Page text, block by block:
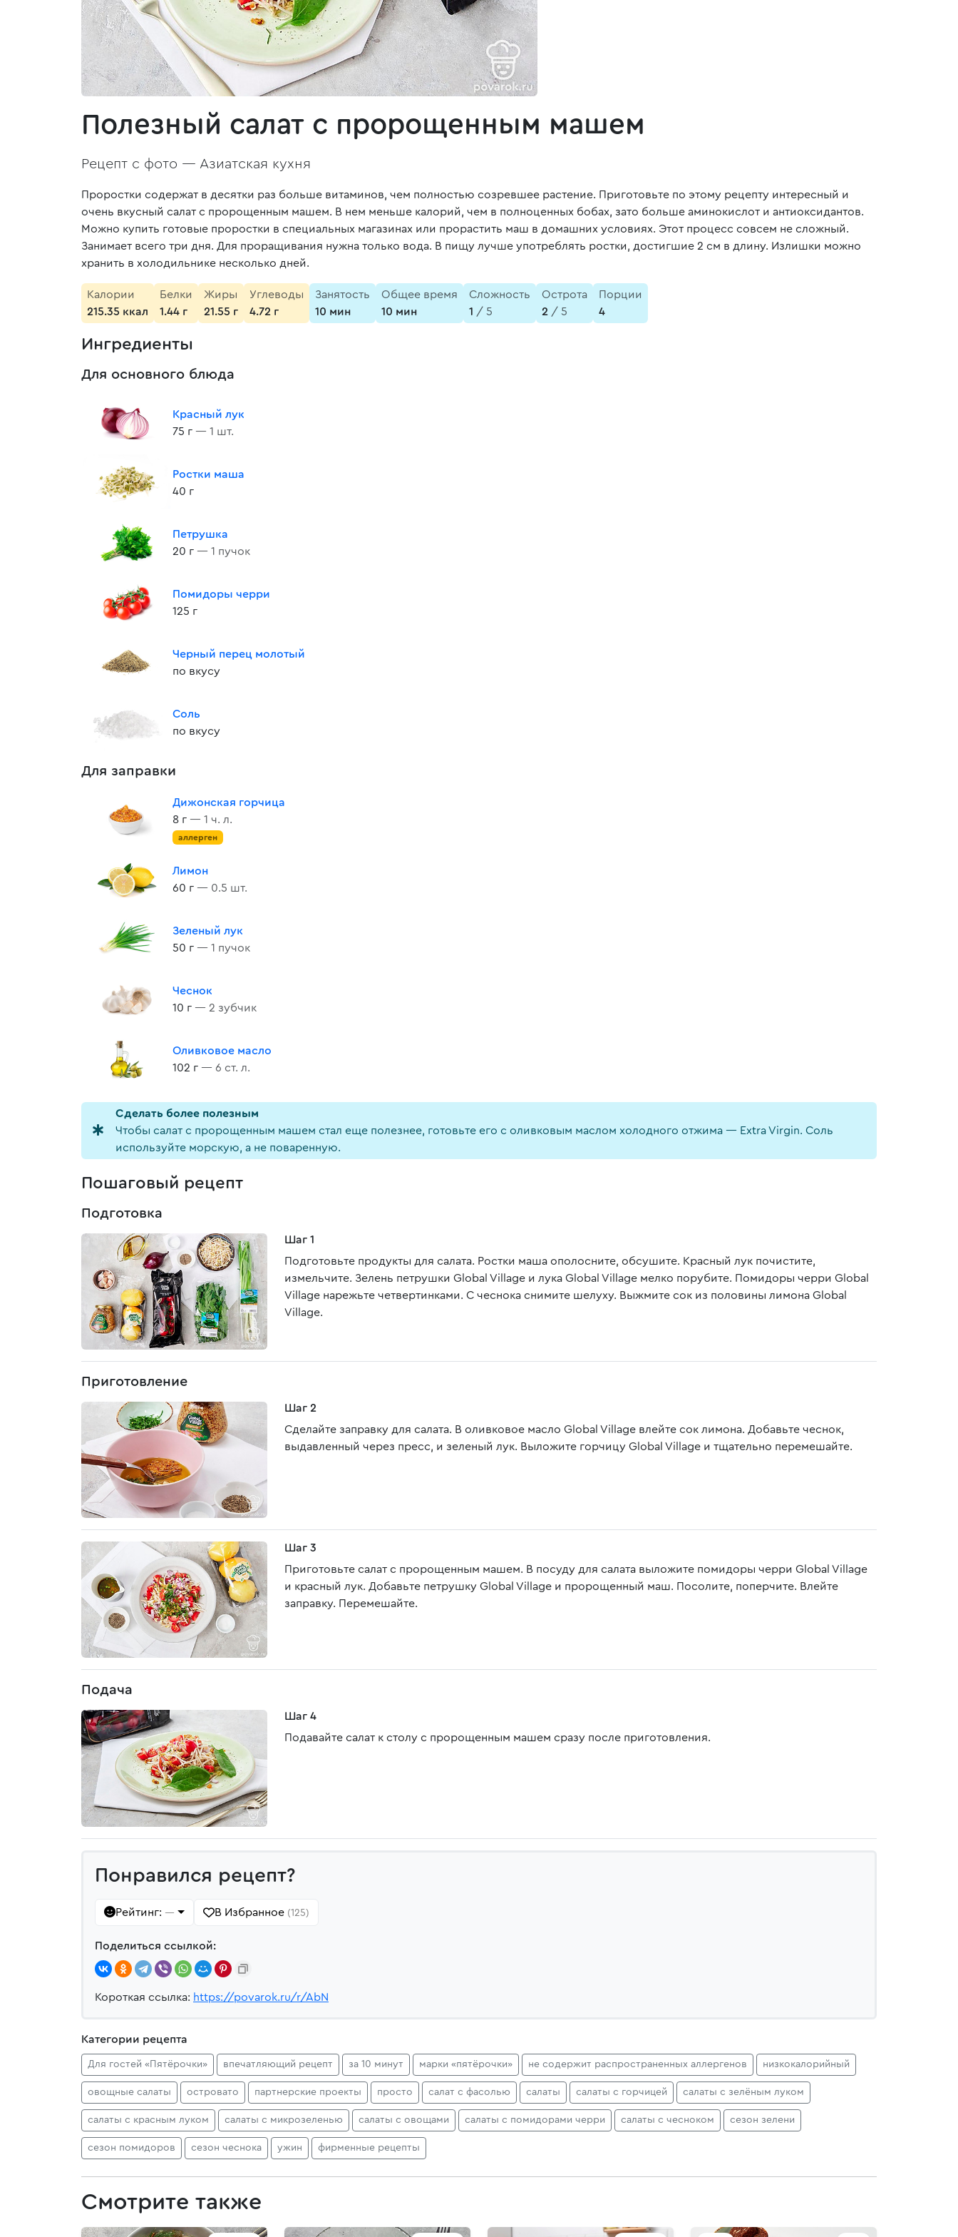
Полезный салат с пророщенным машем
Рецепт с фото — Азиатская кухня
Проростки содержат в десятки раз больше витаминов, чем полностью созревшее растение. Приготовьте по этому рецепту интересный и
очень вкусный салат с пророщенным машем. В нем меньше калорий, чем в полноценных бобах, зато больше аминокислот и антиоксидантов.
Можно купить готовые проростки в специальных магазинах или прорастить маш в домашних условиях. Этот процесс совсем не сложный.
Занимает всего три дня. Для проращивания нужна только вода. В пищу лучше употреблять ростки, достигшие 2 см в длину. Излишки можно
хранить в холодильнике несколько дней.
Калории
215.35 ккал
Белки
1.44 г
Жиры
21.55 г
Углеводы
4.72 г
Занятость
10 мин
Общее время
10 мин
Сложность
1 / 5
Острота
2 / 5
Порции
4
Ингредиенты
Для основного блюда
Красный лук
75 г — 1 шт.
Ростки маша
40 г
Петрушка
20 г — 1 пучок
Помидоры черри
125 г
Черный перец молотый
по вкусу
Соль
по вкусу
Для заправки
Дижонская горчица
8 г — 1 ч. л.
аллерген
Лимон
60 г — 0.5 шт.
Зеленый лук
50 г — 1 пучок
Чеснок
10 г — 2 зубчик
Оливковое масло
102 г — 6 ст. л.
Cделать более полезным
Чтобы салат с пророщенным машем стал еще полезнее, готовьте его с оливковым маслом холодного отжима — Extra Virgin. Соль
используйте морскую, а не поваренную.
Пошаговый рецепт
Подготовка
Шаг 1
Подготовьте продукты для салата. Ростки маша ополосните, обсушите. Красный лук почистите,
измельчите. Зелень петрушки Global Village и лука Global Village мелко порубите. Помидоры черри Global
Village нарежьте четвертинками. С чеснока снимите шелуху. Выжмите сок из половины лимона Global
Village.
Приготовление
Шаг 2
Сделайте заправку для салата. В оливковое масло Global Village влейте сок лимона. Добавьте чеснок,
выдавленный через пресс, и зеленый лук. Выложите горчицу Global Village и тщательно перемешайте.
Шаг 3
Приготовьте салат с пророщенным машем. В посуду для салата выложите помидоры черри Global Village
и красный лук. Добавьте петрушку Global Village и пророщенный маш. Посолите, поперчите. Влейте
заправку. Перемешайте.
Подача
Шаг 4
Подавайте салат к столу с пророщенным машем сразу после приготовления.
Понравился рецепт?
Рейтинг: — В Избранное (125)
Поделиться ссылкой:
Короткая ссылка: https://povarok.ru/r/AbN
Категории рецепта
Для гостей «Пятёрочки» впечатляющий рецепт за 10 минут марки «пятёрочки» не содержит распространенных аллергенов низкокалорийный
овощные салаты островато партнерские проекты просто салат с фасолью салаты салаты с горчицей салаты с зелёным луком
салаты с красным луком салаты с микрозеленью салаты с овощами салаты с помидорами черри салаты с чесноком сезон зелени
сезон помидоров сезон чеснока ужин фирменные рецепты
Смотрите также